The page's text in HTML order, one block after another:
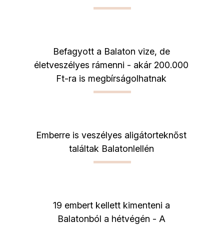
Befagyott a Balaton vize, de
életveszélyes rámenni - akár 200.000
Ft-ra is megbírságolhatnak
Emberre is veszélyes aligátorteknőst
találtak Balatonlellén
19 embert kellett kimenteni a
Balatonból a hétvégén - A